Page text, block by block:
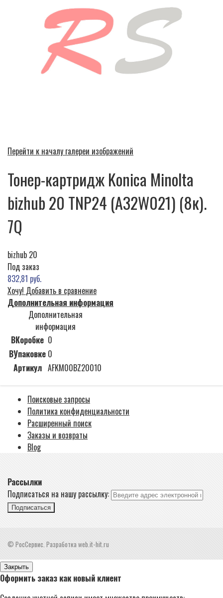
Перейти к началу галереи изображений
Тонер-картридж Konica Minolta
bizhub 20 TNP24 (A32W021) (8к).
7Q
bizhub 20
Под заказ
832,81 руб.
Хочу! Добавить в сравнение
Дополнительная информация
Дополнительная
информация
ВКоробке 0
ВУпаковке 0
Артикул AFKM00BZ20010
Поисковые запросы
Политика конфиденциальности
Расширенный поиск
Заказы и возвраты
Blog
Рассылки
Подписаться на нашу рассылку:
Подписаться
© РосСервис. Разработка web.it-hit.ru
Закрыть
Оформить заказ как новый клиент